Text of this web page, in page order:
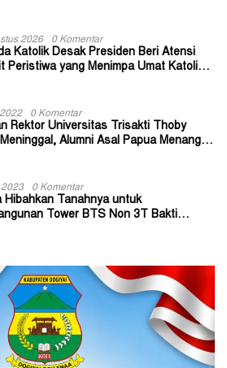
2026 0 Komentar
Katolik Desak Presiden Beri Atensi
Peristiwa yang Menimpa Umat Katolik
0 Komentar
Rektor Universitas Trisakti Thoby
Alumni Asal Papua Menangis:
2023 0 Komentar
Hibahkan Tanahnya untuk
Tower BTS Non 3T Bakti